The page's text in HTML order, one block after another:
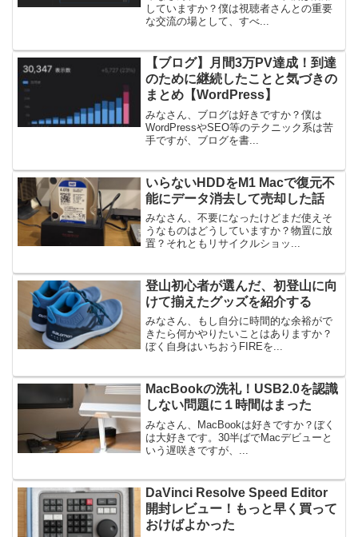
していますか？僕は視聴者さんとの重要
な交流の場として、すべ...
【ブログ】月間3万PV達成！到達
のために継続したことと気づきの
まとめ【WordPress】
みなさん、ブログは好きですか？僕は
WordPressやSEO等のテクニック系は苦
手ですが、ブログを書...
いらないHDDをM1 Macで復元不
能にデータ消去して売却した話
みなさん、不要になったけどまだ使えそ
うなものはどうしていますか？物置に放
置？それともリサイクルショッ...
登山初心者が選んだ、初登山に向
けて揃えたグッズを紹介する
みなさん、もし自分に時間的な余裕がで
きたら何かやりたいことはありますか？
ぼく自身はいちおうFIREを...
MacBookの洗礼！USB2.0を認識
しない問題に１時間はまった
みなさん、MacBookは好きですか？ぼく
は大好きです。30半ばでMacデビューと
いう遅咲きですが、...
DaVinci Resolve Speed Editor
開封レビュー！もっと早く買って
おけばよかった